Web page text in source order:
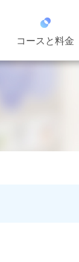
コースと料金